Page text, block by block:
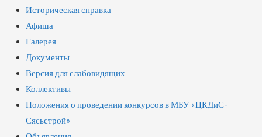
Историческая справка
Афиша
Галерея
Документы
Версия для слабовидящих
Коллективы
Положения о проведении конкурсов в МБУ «ЦКДиС-
Сясьстрой»